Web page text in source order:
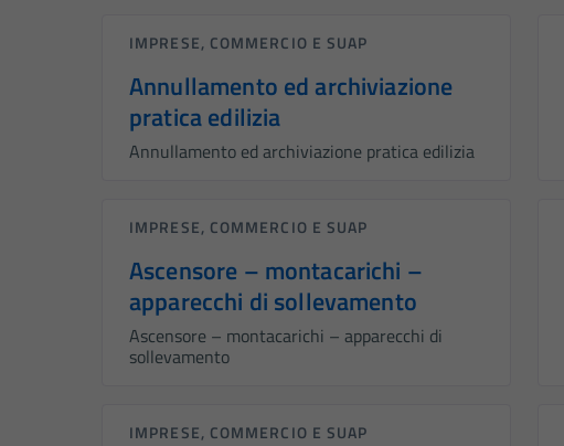
IMPRESE, COMMERCIO E SUAP
Annullamento ed archiviazione
pratica edilizia
Annullamento ed archiviazione pratica edilizia
IMPRESE, COMMERCIO E SUAP
Ascensore – montacarichi –
apparecchi di sollevamento
Ascensore – montacarichi – apparecchi di
sollevamento
IMPRESE, COMMERCIO E SUAP